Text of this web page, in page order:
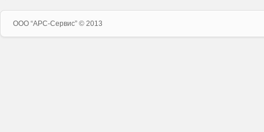
ООО “APC-Сервис” © 2013